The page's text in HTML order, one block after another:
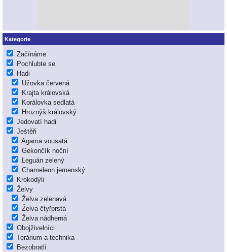
Kategorie
Začínáme
Pochlubte se
Hadi
Užovka červená
Krajta královská
Korálovka sedlatá
Hroznýš královský
Jedovatí hadi
Ještěři
Agama vousatá
Gekončík noční
Leguán zelený
Chameleon jemenský
Krokodýli
Želvy
Želva zelenavá
Želva čtyřprstá
Želva nádherná
Obojživelníci
Terárium a technika
Bezobratlí